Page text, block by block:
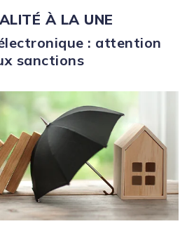
À LA UNE
: attention
sanctions